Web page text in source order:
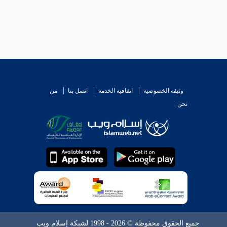
الدماء ( والثاني ) : الطهارة كاللحم وغيره من
خلاف ، صرح به صاحب التتمة وغيره ، وكذا اللحم
في باب الأطعمة ، وهو شاذ ضعيف جدا .
وثيقة الخصوصية اتفاقية الخدمة اتصل بنا
من
نحن
جميع الحقوق محفوظة © 2026 - 1998 لشبكة إسلام ويب